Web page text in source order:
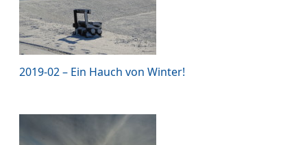
2019-02 – Ein Hauch von Winter!